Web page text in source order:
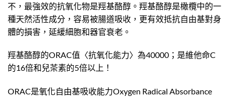
不，最強效的抗氧化物是羥基酪醇。羥基酪醇是橄欖中的一
種天然活性成分，容易被腸道吸收，更有效抵抗自由基對身
體的損害，延緩細胞和器官衰老。
羥基酪醇的ORAC值〈抗氧化能力〉為40000；是維他命C
的16倍和兒茶素的5倍以上！
ORAC是氧化自由基吸收能力Oxygen Radical Absorbance